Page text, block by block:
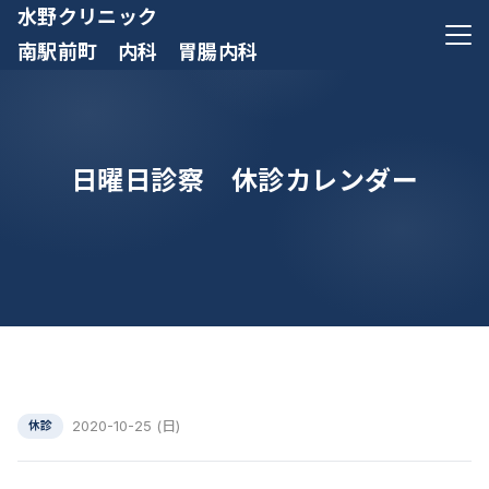
水野クリニック
南駅前町 内科 胃腸内科
メニ
日曜日診察 休診カレンダー
休診 2020-10-25 (日)